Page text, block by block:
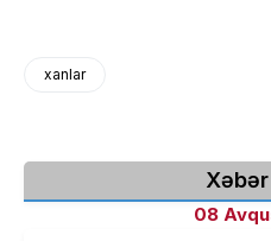
xanlar
08